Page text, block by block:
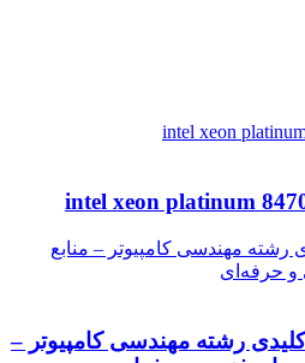
رشته مهندسی کامپیوتر – منابع
و حرفه‌ای
رشته مهندسی کامپیوتر –